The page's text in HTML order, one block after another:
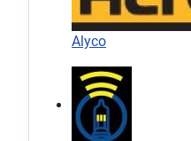
Alyco